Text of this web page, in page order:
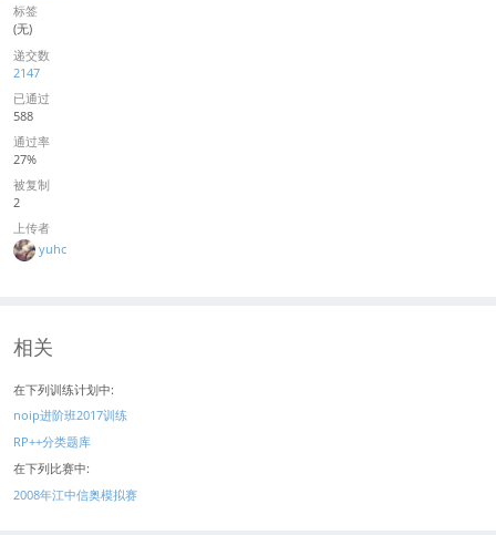
标签
(无)
递交数
2147
已通过
588
通过率
27%
被复制
2
上传者
yuhc
相关
在下列训练计划中:
noip进阶班2017训练
RP++分类题库
在下列比赛中:
2008年江中信奥模拟赛